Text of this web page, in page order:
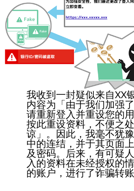
我收到一封疑似来自XX
内容为「由于我们加强
请重新登入并重设您的
按此重设资料，不便之
谅」。因此，我毫不犹
中的连结，并于其页面
及密码。后来，有可疑
入的资料在未经授权的
的账户，进行了诈骗转账